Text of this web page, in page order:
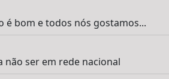
é bom e todos nós gostamos...
não ser em rede nacional